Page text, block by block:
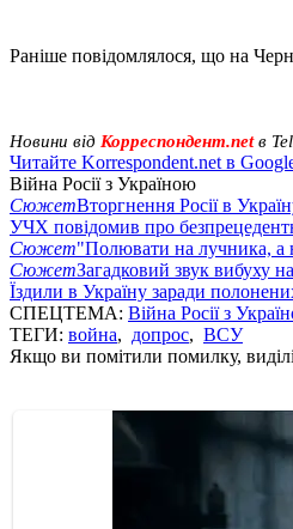
Раніше повідомлялося, що на
Новини від Корреспондент.netв
Читайте Korrespondent.net в
Війна Росії з Україною
СюжетВторгнення Росії в
УЧХ повідомив про
Сюжет"Полювати на лучника, а
СюжетЗагадковий звук вибуху
Їздили в Україну заради
СПЕЦТЕМА: Війна Росії з
ТЕГИ: война, допрос, ВСУ
Якщо ви помітили помилку,